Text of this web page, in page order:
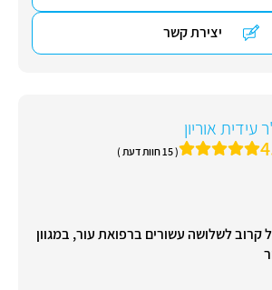
יצירת קשר
עידית אוריון
( 15 חוות דעת )
קרוב לשלושה עשורים ברפואת עור, במגוון